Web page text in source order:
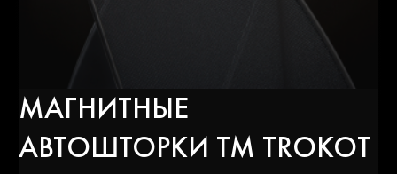
МАГНИТНЫЕ
АВТОШТОРКИ ТМ TROKOT